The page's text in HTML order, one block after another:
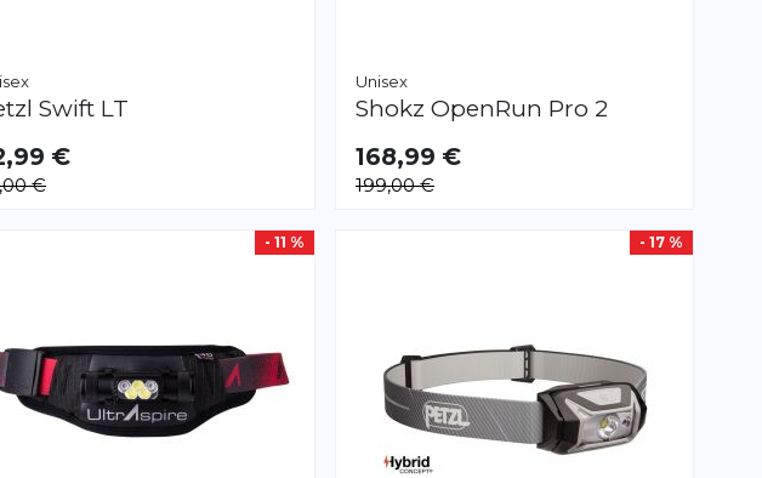
Swift LT
€
€
Unisex
Shokz OpenRun Pro 2
168,99 €
199,00 €
- 11 % - 17 %